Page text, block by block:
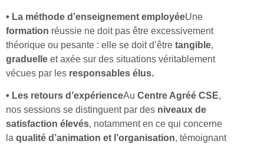
• La méthode d’enseignement employéeUne
formation réussie ne doit pas être excessivement
théorique ou pesante : elle se doit d’être tangible,
graduelle et axée sur des situations véritablement
vécues par les responsables élus.
• Les retours d’expérienceAu Centre Agréé CSE,
nos sessions se distinguent par des niveaux de
satisfaction élevés, notamment en ce qui concerne
la qualité d’animation et l’organisation, témoignant